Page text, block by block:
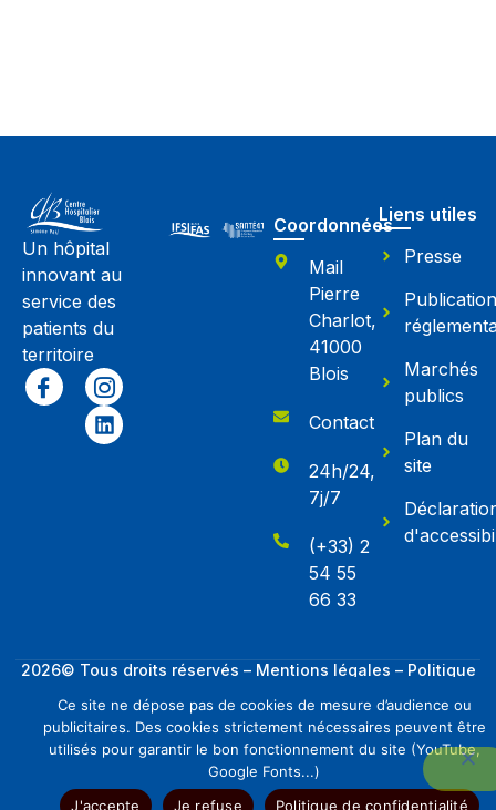
Un hôpital
innovant au
service des
patients du
territoire
Coordonnées
Mail
Pierre
Charlot,
41000
Blois
Contact
24h/24,
7j/7
(+33) 2
54 55
66 33
Liens utiles
Presse
Marchés
publics
Plan du
site
2026© Tous droits réservés – Mentions légales – Politique
E-admissions
Offres d'emplois
Ce site ne dépose pas de cookies de mesure d’audience ou
publicitaires. Des cookies strictement nécessaires peuvent être
utilisés pour garantir le bon fonctionnement du site (YouTube,
Google Fonts...)
J'accepte
Je refuse Politique de confidentialité